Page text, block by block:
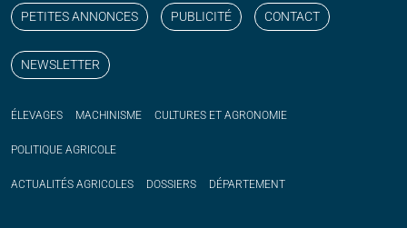
PETITES ANNONCES PUBLICITÉ CONTACT
NEWSLETTER
ÉLEVAGES MACHINISME CULTURES ET AGRONOMIE
POLITIQUE AGRICOLE
ACTUALITÉS AGRICOLES DOSSIERS DÉPARTEMENT